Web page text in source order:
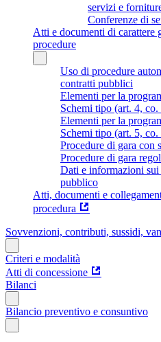
servizi e
Conferenze di
Atti e documenti di carattere
procedure
Uso di procedure
contratti pubblici
Elementi per la
Schemi tipo (art. 4, co.
Elementi per la
Schemi tipo (art. 5,
Procedure di gara con
Procedure di gara
Dati e informazioni
pubblico
Atti, documenti e
procedura
Sovvenzioni, contributi, sussidi,
Criteri e modalità
Atti di concessione
Bilanci
Bilancio preventivo e consuntivo